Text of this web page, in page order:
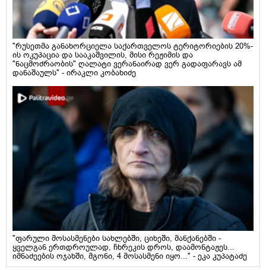
"რუსეთმა განახორციელა საქართველოს ტერიტორიების 20%-
ის ოკუპაცია და სააკაშვილის, მისი რეჟიმის და
"ნაცმოძრაობის" ღალატი ვერანაირად ვერ გადაფარავს ამ
დანაშაულს" - ირაკლი კობახიძე
"ფარული მოსასმენები სახლებში, ციხეში, მანქანებში -
ყველგან ერთდროულად, ჩხრეკის დროს, დაამონტაჟეს...
იმნაძეების ოჯახში, მგონი, 4 მოსასმენი იყო..." - ეკა კუპატაძე